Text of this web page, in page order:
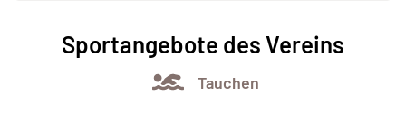
Sportangebote des Vereins
Tauchen